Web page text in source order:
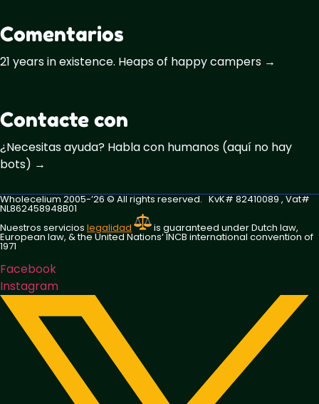
Comentarios
21 years in existence. Heaps of happy campers →
Contacte con
¿Necesitas ayuda? Habla con humanos (aquí no hay
bots) →
Wholecelium 2005-’26 ©️ All rights reserved. KvK# 82410089 , Vat#
NL862458948B01
Nuestros servicios legalidad is guaranteed under Dutch law,
European law, & the United Nations‘ INCB international convention of
1971
Facebook
Instagram